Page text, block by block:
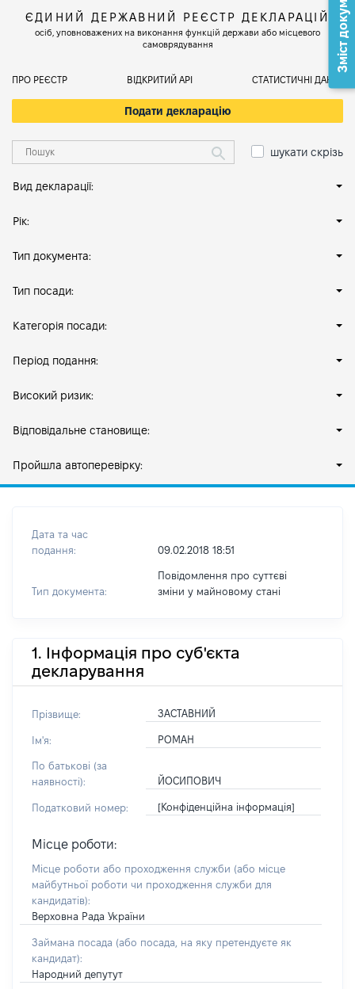
ЄДИНИЙ ДЕРЖАВНИЙ РЕЄСТР ДЕКЛАРАЦІЙ
осіб, уповноважених на виконання функцій держави або місцевого
самоврядування
ПРО РЕЄСТР ВІДКРИТИЙ АРІ СТАТИСТИЧНІ ДАНІ
Подати декларацію
шукати скрізь
Вид декларації:
Рік:
Тип документа:
Тип посади:
Категорія посади:
Період подання:
Високий ризик:
Відповідальне становище:
Пройшла автоперевірку:
Дата та час
подання:
09.02.2018 18:51
Тип документа:
Повідомлення про суттєві
зміни y майновому стані
1. Інформація про суб'єкта
декларування
Прізвище: ЗАСТАВНИЙ
Ім'я: РОМАН
По батькові (за
наявності):
ЙОСИПОВИЧ
Податковий номер: [Конфіденційна інформація]
Місце роботи:
Місце роботи або проходження служби (або місце
майбутньої роботи чи проходження служби для
кандидатів):
Верховна Рада України
Займана посада (або посада, на яку претендуєте як
кандидат):
Народний депутут
Зміст документа